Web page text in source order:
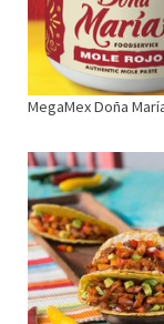
MegaMex Doña